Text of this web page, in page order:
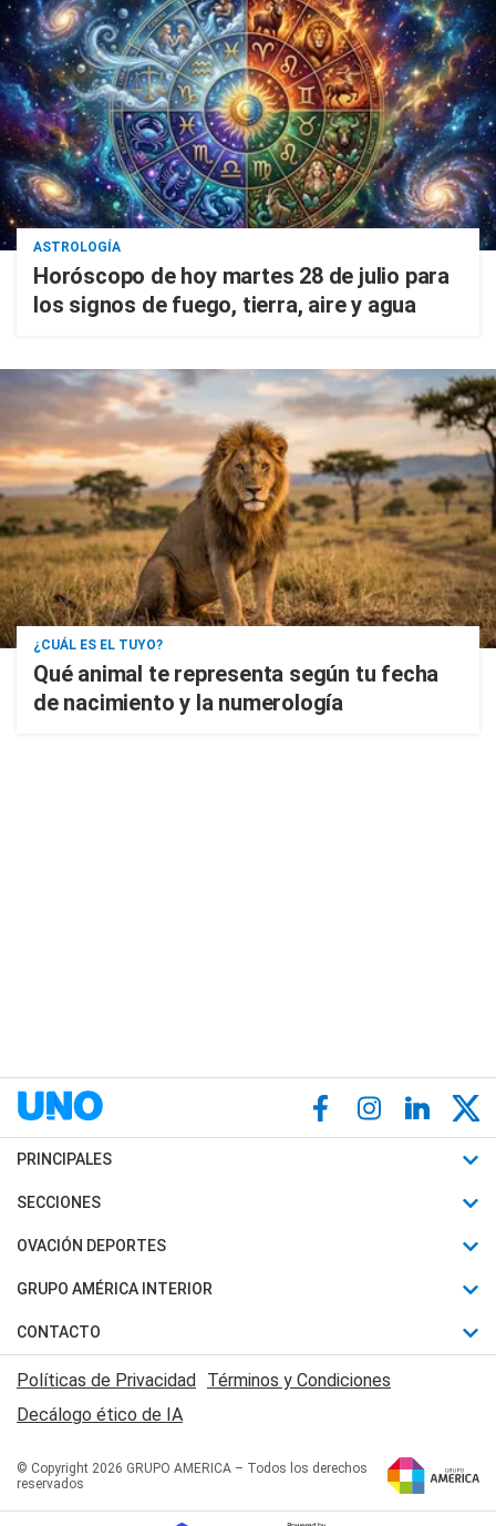
ASTROLOGÍA
Horóscopo de hoy martes 28 de julio para
los signos de fuego, tierra, aire y agua
¿CUÁL ES EL TUYO?
Qué animal te representa según tu fecha
de nacimiento y la numerología
PRINCIPALES
Últimas Noticias
Política
Judiciales
Economia
SECCIONES
Horóscopo
Motores
Trucos caseros
Series y Películas
Edictos y Solicitadas
OVACIÓN DEPORTES
Fútbol
Mundial
Automovilismo
Rugby
Básquet
GRUPO AMÉRICA INTERIOR
Canal 7 en Vivo
San Juan 8
CONTACTO
Acerca de Nosotros
Contactanos
Políticas de Privacidad Términos y Condiciones
Decálogo ético de IA
© Copyright 2026 GRUPO AMERICA – Todos los derechos
reservados